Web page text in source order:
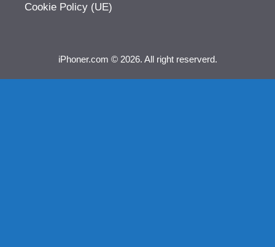
Cookie Policy (UE)
iPhoner.com © 2026. All right reserverd.